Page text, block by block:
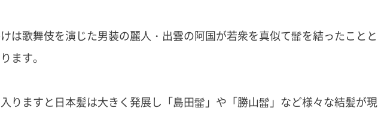
は歌舞伎を演じた男装の麗人・出雲の阿国が若衆を真似て髷を結ったことと
ます。
りますと日本髪は大きく発展し「島田髷」や「勝山髷」など様々な結髪が現